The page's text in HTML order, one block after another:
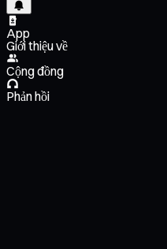
App
Giới thiệu về
Cộng đồng
Phản hồi